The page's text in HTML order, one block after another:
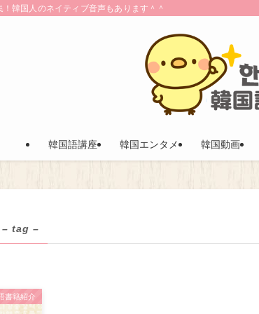
韓国人のネイティブ音声もあります＾＾
韓国語講座 韓国エンタメ 韓国動画
– tag –
書籍紹介